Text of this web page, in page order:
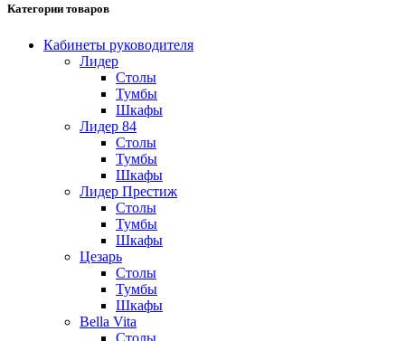
Категории товаров
Кабинеты руководителя
Лидер
Столы
Тумбы
Шкафы
Лидер 84
Столы
Тумбы
Шкафы
Лидер Престиж
Столы
Тумбы
Шкафы
Цезарь
Столы
Тумбы
Шкафы
Bella Vita
Столы